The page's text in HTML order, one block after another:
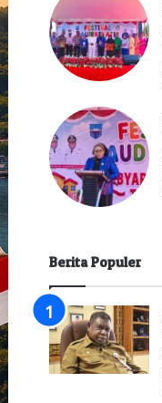
Berita Populer